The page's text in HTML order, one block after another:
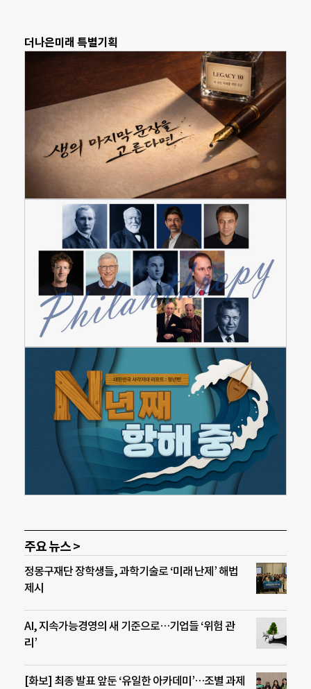
더나은미래 특별기획
주요 뉴스 >
정몽구재단 장학생들, 과학기술로 ‘미래 난제’ 해법
제시
AI, 지속가능경영의 새 기준으로…기업들 ‘위험 관
리’
[화보] 최종 발표 앞둔 ‘유일한 아카데미’…조별 과제